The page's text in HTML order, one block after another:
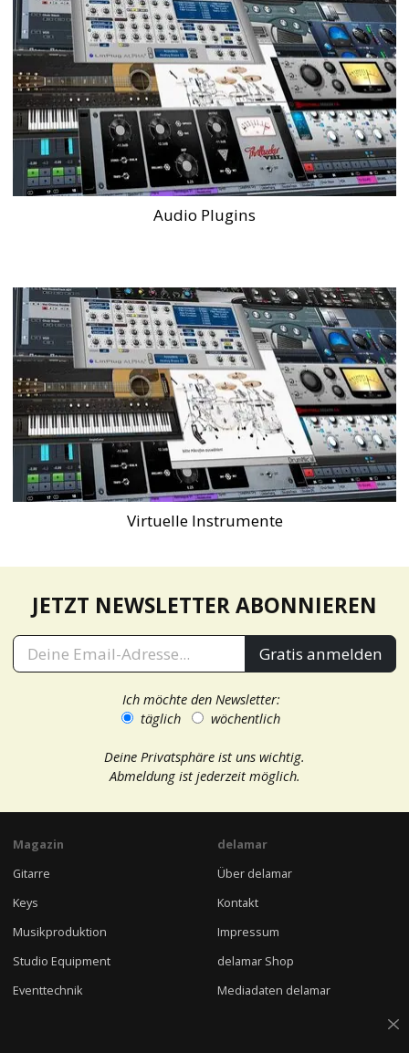
Audio Plugins
Virtuelle Instrumente
JETZT NEWSLETTER ABONNIEREN
Gratis anmelden
Ich möchte den Newsletter:
täglich
wöchentlich
Deine Privatsphäre ist uns wichtig.
Abmeldung ist jederzeit möglich.
Magazin
Gitarre
Keys
Musikproduktion
Studio Equipment
Eventtechnik
delamar
Über delamar
Kontakt
Impressum
delamar Shop
Mediadaten delamar